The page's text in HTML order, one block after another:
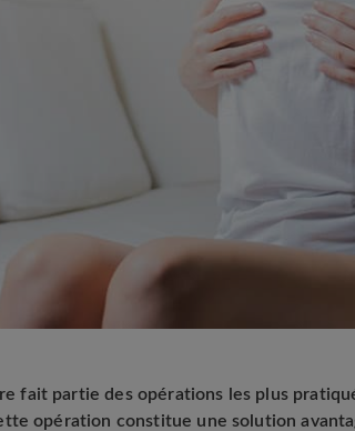
fait partie des opérations les plus
opération constitue une solution